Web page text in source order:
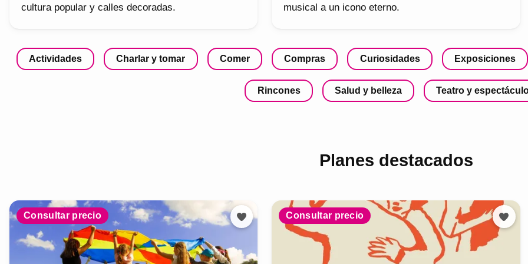
cultura popular y calles decoradas. musical a un icono eterno.
Actividades Charlar y tomar Comer Compras Curiosidades Exposiciones
Rincones Salud y belleza Teatro y
Planes destacados
Consultar precio Consultar precio